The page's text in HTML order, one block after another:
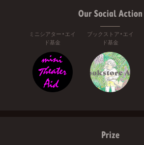
Our Social Action
ミニシアター・エイ
ド基金
ブックストア・エイ
ド基金
Prize